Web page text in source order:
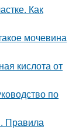
Как
мочевина
кислота от
по
Правила